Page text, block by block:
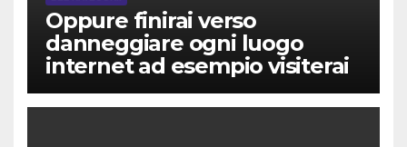
Oppure finirai verso
danneggiare ogni luogo
internet ad esempio visiterai